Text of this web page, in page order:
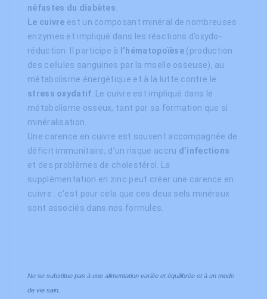
néfastes du diabètes
Le cuivre est un composant minéral de nombreuses
enzymes et impliqué dans les réactions d’oxydo-
réduction. Il participe à
l’hématopoïèse (production
des cellules sanguines par la moelle osseuse), au
métabolisme énergétique et à la lutte contre le
stress oxydatif . Le cuivre est impliqué dans le
métabolisme osseux, tant par sa formation que si
minéralisation.
Une carence en cuivre est souvent accompagnée de
déficit immunitaire, d’un risque accru d’infections
et des problèmes de cholestérol. La
supplémentation en zinc peut créer une carence en
cuivre : c’est pour cela que ces deux sels minéraux
sont associés dans nos formules.
Ne se substitue pas à une alimentation variée et équilibrée et à un mode
de vie sain.